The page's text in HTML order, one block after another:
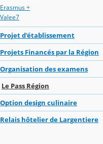
Erasmus +
Valee7
Projet d'établissement
Projets Financés par la Région
Organisation des examens
Le Pass Région
Option design culinaire
Relais hôtelier de Largentiere